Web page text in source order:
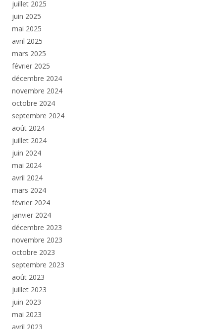
juillet 2025
juin 2025
mai 2025
avril 2025
mars 2025
février 2025
décembre 2024
novembre 2024
octobre 2024
septembre 2024
août 2024
juillet 2024
juin 2024
mai 2024
avril 2024
mars 2024
février 2024
janvier 2024
décembre 2023
novembre 2023
octobre 2023
septembre 2023
août 2023
juillet 2023
juin 2023
mai 2023
avril 2023